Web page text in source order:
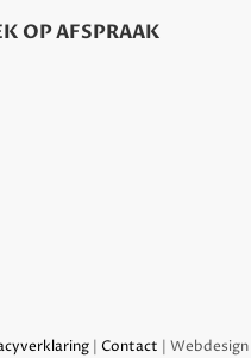
OP AFSPRAAK
| Contact | Webdesign